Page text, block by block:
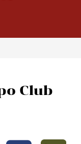
Club